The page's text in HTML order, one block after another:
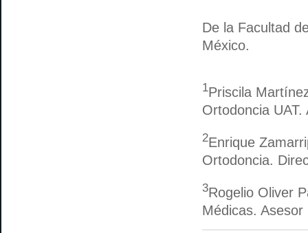
De la Facultad
México.
1Priscila
Ortodoncia UAT.
2Enrique
Ortodoncia.
3Rogelio Oliver
Médicas.